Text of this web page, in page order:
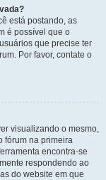
está postando, as
é possível que o
que precise ter
Por favor, contate o
visualizando o mesmo,
fórum na primeira
encontra-se
respondendo ao
do website em que